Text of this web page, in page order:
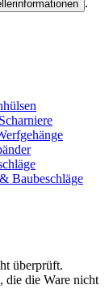
.
Scharniere
Baubeschläge
überprüft.
die die Ware nicht